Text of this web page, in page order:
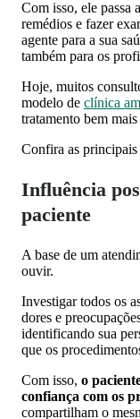
Com isso, ele passa
remédios e fazer
agente para a sua
também para os
Hoje, muitos
modelo de clínica
tratamento bem
Confira as
Influência
paciente
A base de um
ouvir.
Investigar todos os
dores e
identificando sua
que os
Com isso, o
confiança com os
compartilham o